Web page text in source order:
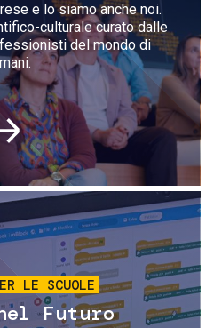
e lo siamo anche noi.
culturale curato dalle
del mondo di
Immagine
LE SCUOLE
Futuro